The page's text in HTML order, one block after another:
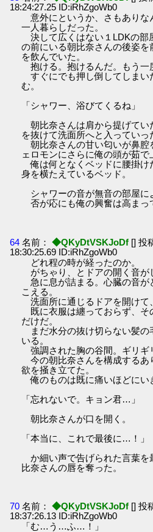
18:24:27.25 ID:iRhZgoWb0
意外にというか、さもありな
一人暮らしだった。
決して広くはない１LDKの部
の前にいる朝比奈さんの後姿
を飲んでいた。
抱ける。抱けるんだ。もう一
すぐにでも押し倒してしまい
む。
「シャワー、浴びてくるね」
朝比奈さんは肩から提げてい
を抜けて洗面所へと入っていっ
朝比奈さんの甘い匂いが鼻腔
ェロモンにさらに俺の頭が茹で
俺は何となくベッドに腰掛け
身を横たえているベッド。
シャワーの音が無音の部屋に
否が応にも俺の興奮は高まっ
64 名前： ◆QKyDtVSKJoDf [] 投
18:30:25.69 ID:iRhZgoWb0
どれ程の時が経ったのか。
がちゃり、とドアの開く音が
急に息が詰まる。心臓の音が
こえる。
洗面所に通じるドアを開けて
既に衣服は纏っておらず、そ
だけだ。
まだ水分の抜け切らない髪の
いる。
強調された胸の谷間。ギリギ
今の朝比奈さんを構成するあ
欲を掻き立てた。
俺のものは既に痛いほどにい
「忘れないで。キョン君…」
朝比奈さんが口を開く。
「本当に、これで最後に…！」
か細い声で告げられた言葉
比奈さんの唇を奪った。
70 名前： ◆QKyDtVSKJoDf [] 投
18:37:26.13 ID:iRhZgoWb0
「む…う…ふ…！」